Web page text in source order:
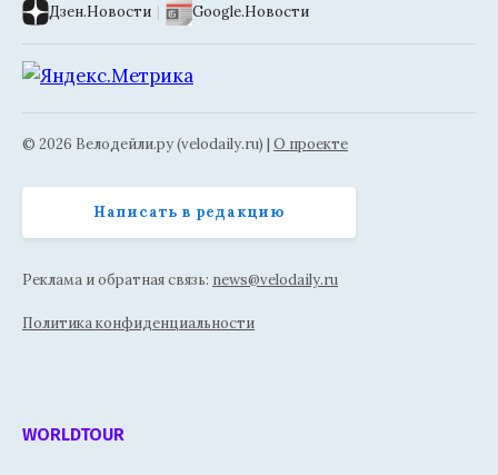
Дзен.Новости | Google.Новости
© 2026 Велодейли.ру (velodaily.ru) | О проекте
Написать в редакцию
Реклама и обратная связь: news@velodaily.ru
Политика конфиденциальности
WORLDTOUR